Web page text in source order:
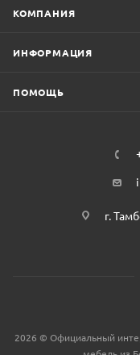
КОМПАНИЯ
ИНФОРМАЦИЯ
ПОМОЩЬ
г.
2026 © Официальный